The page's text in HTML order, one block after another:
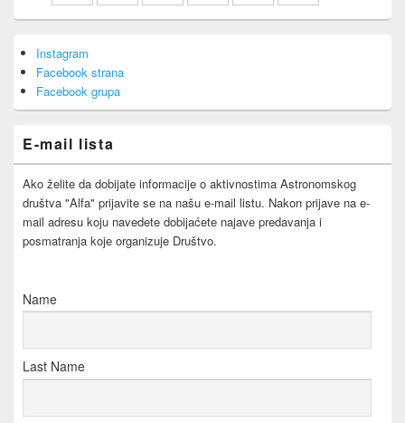
Sidebar
Widget
Area
Instagram
Facebook strana
Facebook grupa
E-mail lista
Ako želite da dobijate informacije o aktivnostima Astronomskog
društva "Alfa" prijavite se na našu e-mail listu. Nakon prijave na e-
mail adresu koju navedete dobijaćete najave predavanja i
posmatranja koje organizuje Društvo.
Name
Last Name